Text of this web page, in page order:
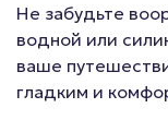
Не забудьте
водной или
ваше
гладким и